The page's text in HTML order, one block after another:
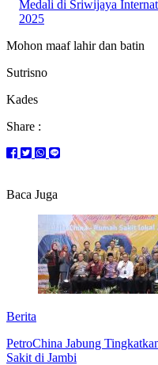
Medali di Sriwijaya
2025
Mohon maaf lahir dan batin
Sutrisno
Kades
Share :
Baca Juga
Berita
PetroChina Jabung
Sakit di Jambi